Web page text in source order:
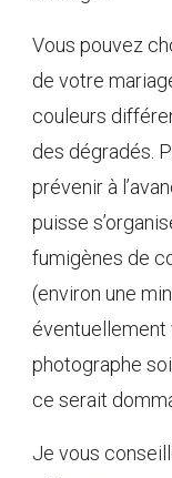
Vous pouvez
de votre
couleurs
des dégradés.
prévenir à
puisse
fumigènes de
(environ une
photographe
ce serait
Je vous